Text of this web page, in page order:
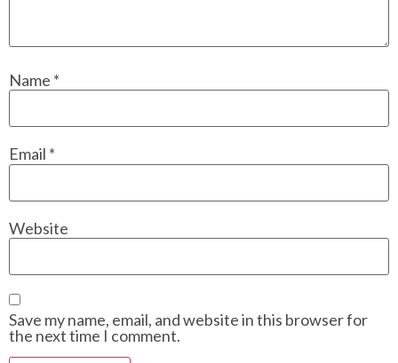
Name *
Email *
Website
Save my name, email, and website in this browser for
the next time I comment.